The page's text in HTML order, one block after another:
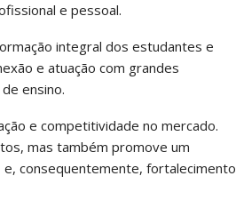
e pessoal.
integral dos estudantes e
e atuação com grandes
ensino.
e competitividade no mercado.
mas também promove um
e, consequentemente, fortalecimento